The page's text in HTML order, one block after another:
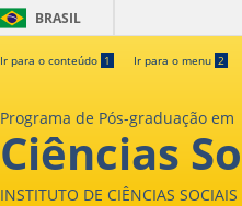
BRASIL
Ir para o conteúdo 1 Ir para o menu 2
Programa de Pós-graduação em
Ciências
INSTITUTO DE CIÊNCIAS